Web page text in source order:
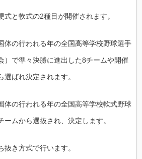
式と軟式の2種目が開催されます。
体の行われる年の全国高等学校野球選手
）で準々決勝に進出した8チームや開催
ばれ決定されます。
体の行われる年の全国高等学校軟式野球
ムから選抜され、決定します。
き方式で行います。